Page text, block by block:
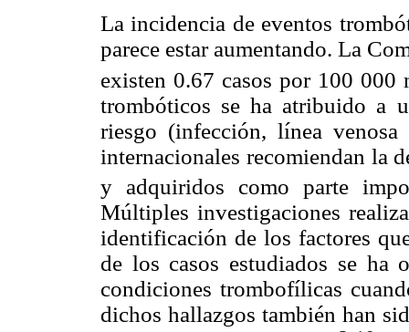
La incidencia de eventos
parece estar aumentando. La
existen 0.67 casos por 100 000
trombóticos se ha atribuido a
riesgo (infección, línea
internacionales recomiendan la
y adquiridos como parte
Múltiples investigaciones
identificación de los factores
de los casos estudiados se ha
condiciones trombofílicas
dichos hallazgos también han